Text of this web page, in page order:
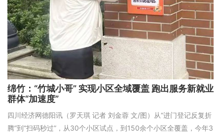
绵竹：“竹城小哥” 实现小区全域覆盖 跑出服务新就业
群体“加速度”
四川经济网德阳讯（罗天琪 记者 刘金蓉 文/图）从“进门登记反复折
腾”到“扫码秒过”，从30个小区试点，到150余个小区全覆盖，今年3